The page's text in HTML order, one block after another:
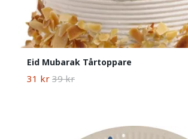
Eid Mubarak Tårtoppare
31 kr 39 kr